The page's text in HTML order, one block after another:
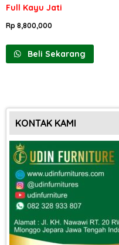
Full Kayu Jati
Rp 8,800,000
Beli Sekarang
KONTAK KAMI